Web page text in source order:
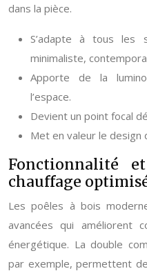
dans la pièce.
S’adapte à tous les
minimaliste,
Apporte de la
l’espace.
Devient un point focal
Met en valeur le design
Fonctionnalité
chauffage
Les poêles à bois
avancées qui améliorent
énergétique. La double
par exemple, permettent